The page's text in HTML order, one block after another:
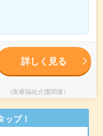
詳しく見る
医療福祉介護関連）
プ！